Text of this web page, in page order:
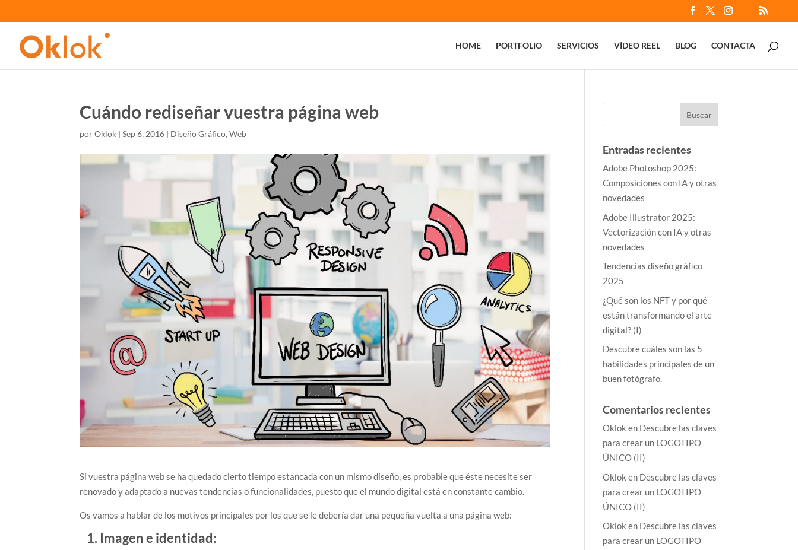
HOME PORTFOLIO SERVICIOS VÍDEO REEL BLOG CONTACTA
Cuándo rediseñar vuestra página web
porOklok |Sep 6, 2016 | Diseño Gráfico,Web
Si vuestra página web se ha quedado cierto tiempo estancada con un mismo diseño, es probable que éste necesite ser
renovado y adaptado a nuevas tendencias o funcionalidades, puesto que el mundo digital está en constante cambio.
Os vamos a hablar de los motivos principales por los que se le debería dar una pequeña vuelta a una página web:
1. Imagen e identidad:
Entradas recientes
Adobe Photoshop 2025:
Composiciones con IA y otras
novedades
Adobe Illustrator 2025:
Vectorización con IA y otras
novedades
Tendencias diseño gráfico
2025
¿Qué son los NFT y por qué
están transformando el arte
digital? (I)
Descubre cuáles son las 5
habilidades principales de un
buen fotógrafo.
Comentarios recientes
Oklok en Descubre las claves
para crear un LOGOTIPO
ÚNICO (II)
Oklok en Descubre las claves
para crear un LOGOTIPO
ÚNICO (II)
Oklok en Descubre las claves
para crear un LOGOTIPO